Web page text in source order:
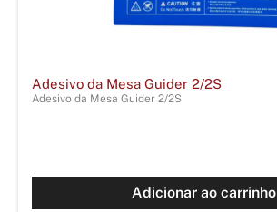
Adesivo da Mesa Guider 2/2S
Adesivo da Mesa Guider 2/2S
Adicionar ao carrinho